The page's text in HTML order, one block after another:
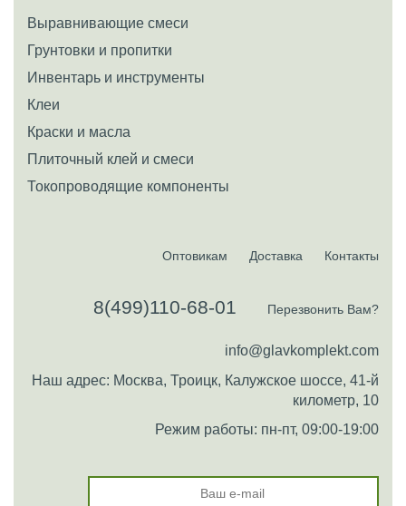
Выравнивающие смеси
Грунтовки и пропитки
Инвентарь и инструменты
Клеи
Краски и масла
Плиточный клей и смеси
Токопроводящие компоненты
Оптовикам Доставка Контакты
8(499)110-68-01 Перезвонить Вам?
info@glavkomplekt.com
Наш адрес: Москва, Троицк, Калужское шоссе, 41-й
километр, 10
Режим работы: пн-пт, 09:00-19:00